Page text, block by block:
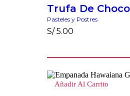
Trufa De
Pasteles y Postres
S/5.00
Añadir Al Carrito